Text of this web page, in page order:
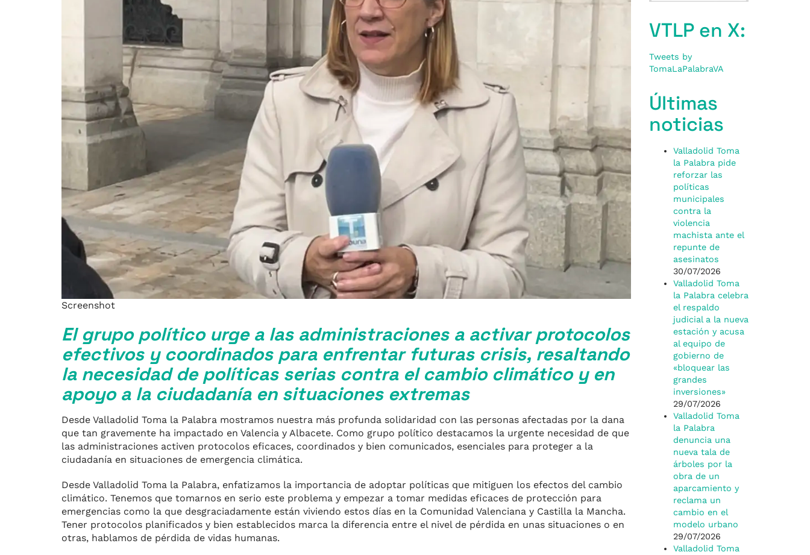
Screenshot
El grupo político urge a las administraciones a activar protocolos
efectivos y coordinados para enfrentar futuras crisis, resaltando
la necesidad de políticas serias contra el cambio climático y en
apoyo a la ciudadanía en situaciones extremas
Desde Valladolid Toma la Palabra mostramos nuestra más profunda solidaridad con las personas afectadas por la dana
que tan gravemente ha impactado en Valencia y Albacete. Como grupo político destacamos la urgente necesidad de que
las administraciones activen protocolos eficaces, coordinados y bien comunicados, esenciales para proteger a la
ciudadanía en situaciones de emergencia climática.
Desde Valladolid Toma la Palabra, enfatizamos la importancia de adoptar políticas que mitiguen los efectos del cambio
climático. Tenemos que tomarnos en serio este problema y empezar a tomar medidas eficaces de protección para
emergencias como la que desgraciadamente están viviendo estos días en la Comunidad Valenciana y Castilla la Mancha.
Tener protocolos planificados y bien establecidos marca la diferencia entre el nivel de pérdida en unas situaciones o en
otras, hablamos de pérdida de vidas humanas.
VTLP en X:
Tweets by
TomaLaPalabraVA
Últimas
noticias
Valladolid Toma
la Palabra pide
reforzar las
políticas
municipales
contra la
violencia
machista ante el
repunte de
asesinatos
30/07/2026
Valladolid Toma
la Palabra celebra
el respaldo
judicial a la nueva
estación y acusa
al equipo de
gobierno de
«bloquear las
grandes
inversiones»
29/07/2026
Valladolid Toma
la Palabra
denuncia una
nueva tala de
árboles por la
obra de un
aparcamiento y
reclama un
cambio en el
modelo urbano
29/07/2026
Valladolid Toma